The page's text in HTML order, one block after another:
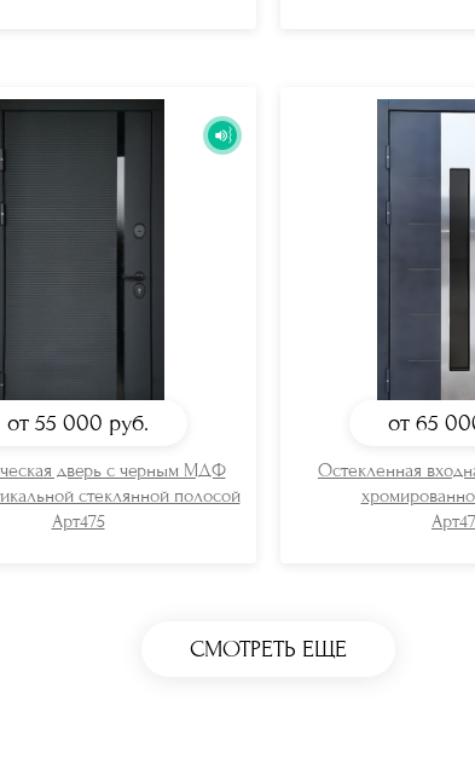
от 55 000 руб.
дверь с черным МДФ
стеклянной полосой
Арт475
от 65
Остекленная
СМОТРЕТЬ ЕЩЕ